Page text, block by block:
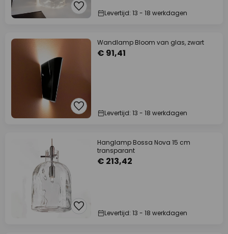
Levertijd: 13 - 18 werkdagen
Wandlamp Bloom van glas, zwart
€ 91,41
Levertijd: 13 - 18 werkdagen
Hanglamp Bossa Nova 15 cm
transparant
€ 213,42
Levertijd: 13 - 18 werkdagen